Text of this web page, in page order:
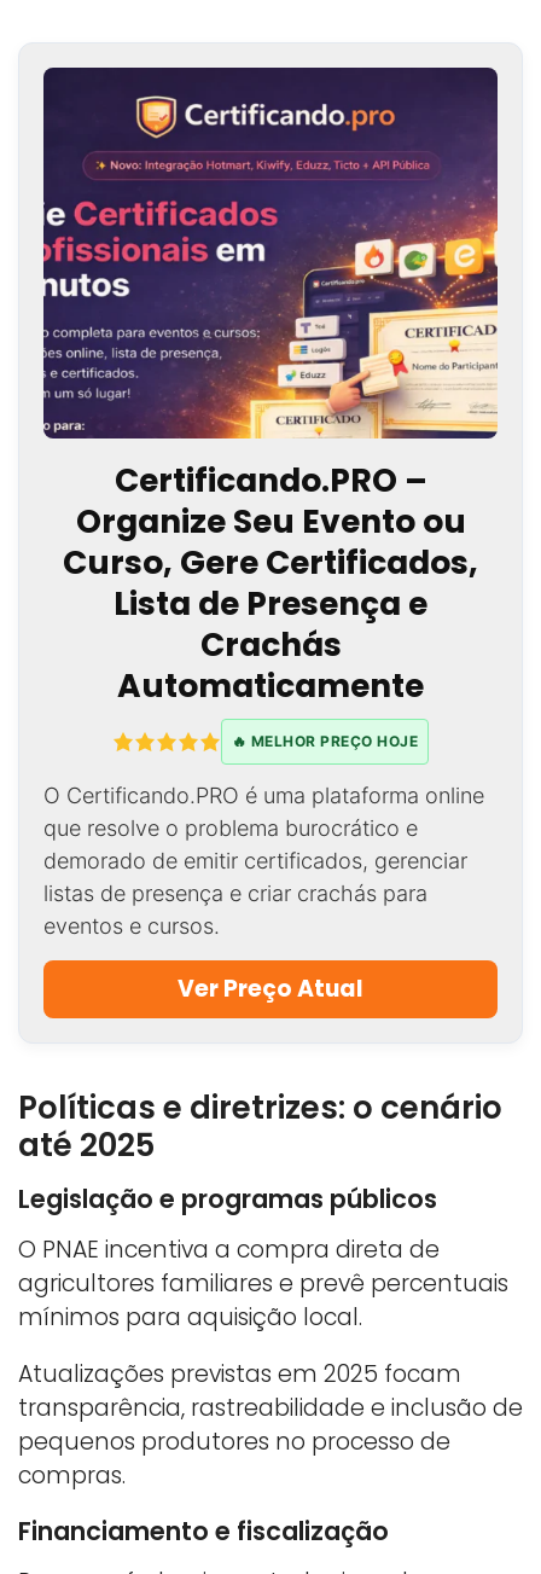
Certificando.PRO –
Organize Seu Evento ou
Curso, Gere Certificados,
Lista de Presença e
Crachás
Automaticamente
🔥 MELHOR PREÇO HOJE
O Certificando.PRO é uma plataforma online
que resolve o problema burocrático e
demorado de emitir certificados, gerenciar
listas de presença e criar crachás para
eventos e cursos.
Ver Preço Atual
Políticas e diretrizes: o cenário
até 2025
Legislação e programas públicos
O PNAE incentiva a compra direta de
agricultores familiares e prevê percentuais
mínimos para aquisição local.
Atualizações previstas em 2025 focam
transparência, rastreabilidade e inclusão de
pequenos produtores no processo de
compras.
Financiamento e fiscalização